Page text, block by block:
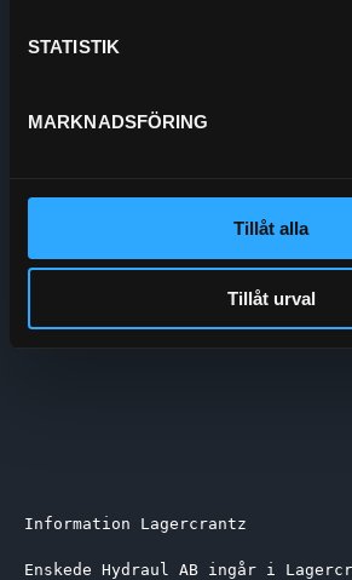
STATISTIK
MARKNADSFÖRING
Tillåt alla
Tillåt urval
Information Lagercrantz
Enskede Hydraul AB ingår i